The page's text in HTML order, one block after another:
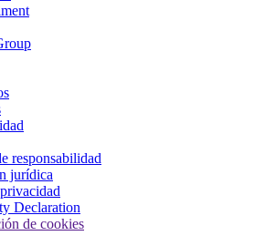
responsabilidad
jurídica
Declaration
de cookies